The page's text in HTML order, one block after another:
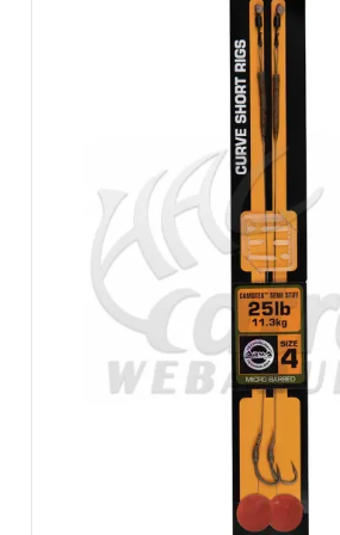
Az Fox botok hihetetlen ár-értéket
horgász számára. Megtalálhatjuk a
kisebb költségvetésű botoktól a
Csúcsminőségű, könnyű karbon felépítés,
páratlan univerzális botot eredményez.
Az Fox orsók megjelenése óta töretlen
Európa szerte. Mindenféle
horgászmódszerhez, helyhez vagy
orsót találni. Legyen szó nyelető- vagy
elsőfékes orsóról, biztosan megtalálod a
A Fox ruhák jelentős szerepet vállalnak a
ruhatípust megtalálunk közte. Póló,
pulcsi, rövid-,térd- és hosszúnadrág,
Az év bármely időszakában tudod
így viselni. Megjelenésre nagyon stílusos,
lehet. Többféle színben illetve logókkal